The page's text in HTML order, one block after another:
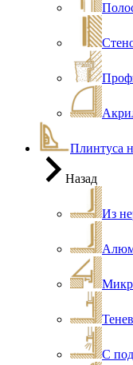
Плинтуса
Назад
Из
С